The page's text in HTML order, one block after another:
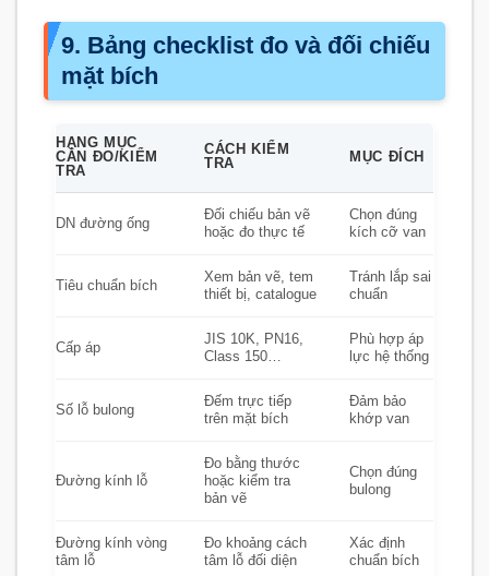
9. Bảng checklist đo và đối chiếu
mặt bích
HẠNG MỤC
CẦN ĐO/KIỂM
TRA
CÁCH KIỂM
TRA
MỤC ĐÍCH
DN đường ống
Đối chiếu bản vẽ
hoặc đo thực tế
Chọn đúng
kích cỡ van
Tiêu chuẩn bích
Xem bản vẽ, tem
thiết bị, catalogue
Tránh lắp sai
chuẩn
Cấp áp
JIS 10K, PN16,
Class 150…
Phù hợp áp
lực hệ thống
Số lỗ bulong
Đếm trực tiếp
trên mặt bích
Đảm bảo
khớp van
Đường kính lỗ
Đo bằng thước
hoặc kiểm tra
bản vẽ
Chọn đúng
bulong
Đường kính vòng
tâm lỗ
Đo khoảng cách
tâm lỗ đối diện
Xác định
chuẩn bích